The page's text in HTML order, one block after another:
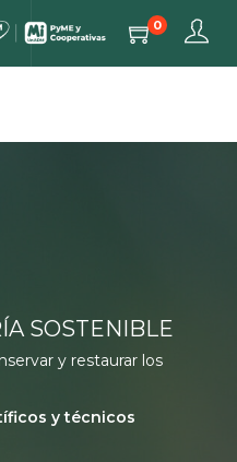
0
SOSTENIBLE
y restaurar los
y técnicos